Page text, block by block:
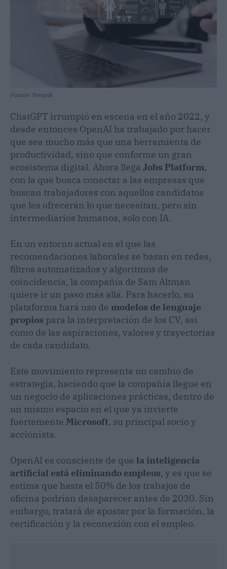
Fuente: Freepik
ChatGPT irrumpió en escena en el año 2022, y
desde entonces OpenAI ha trabajado por hacer
que sea mucho más que una herramienta de
productividad, sino que conforme un gran
ecosistema digital. Ahora llega Jobs Platform,
con la que busca conectar a las empresas que
buscan trabajadores con aquellos candidatos
que les ofrecerán lo que necesitan, pero sin
intermediarios humanos, solo con IA.
En un entorno actual en el que las
recomendaciones laborales se basan en redes,
filtros automatizados y algoritmos de
coincidencia, la compañía de Sam Altman
quiere ir un paso más allá. Para hacerlo, su
plataforma hará uso de modelos de lenguaje
propios para la interpretación de los CV, así
como de las aspiraciones, valores y trayectorias
de cada candidato.
Este movimiento representa un cambio de
estrategia, haciendo que la compañía llegue en
un negocio de aplicaciones prácticas, dentro de
un mismo espacio en el que ya invierte
fuertemente Microsoft, su principal socio y
accionista.
OpenAI es consciente de que la inteligencia
artificial está eliminando empleos, y es que se
estima que hasta el 50% de los trabajos de
oficina podrían desaparecer antes de 2030. Sin
embargo, tratará de apostar por la formación, la
certificación y la reconexión con el empleo.